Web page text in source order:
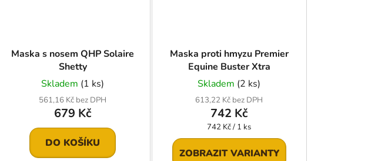
Maska s nosem QHP Solaire
Shetty
Skladem (1 ks)
561,16 Kč bez DPH
679 Kč
DO KOŠÍKU
Maska proti hmyzu Premier
Equine Buster Xtra
Skladem (2 ks)
613,22 Kč bez DPH
742 Kč
Měrná
cena:
742 Kč / 1 ks
ZOBRAZIT VARIANTY